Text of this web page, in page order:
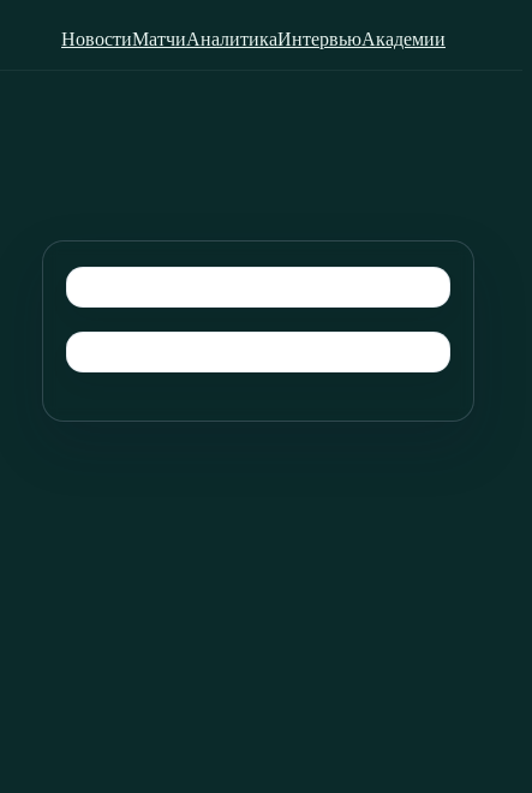
НовостиМатчиАналитикаИнтервьюАкадемии